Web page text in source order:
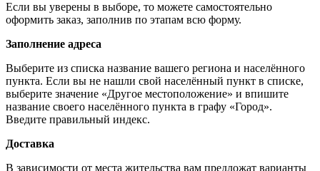
Если вы уверены в выборе, то можете самостоятельно
оформить заказ, заполнив по этапам всю форму.
Заполнение адреса
Выберите из списка название вашего региона и населённого
пункта. Если вы не нашли свой населённый пункт в списке,
выберите значение «Другое местоположение» и впишите
название своего населённого пункта в графу «Город».
Введите правильный индекс.
Доставка
В зависимости от места жительства вам предложат варианты